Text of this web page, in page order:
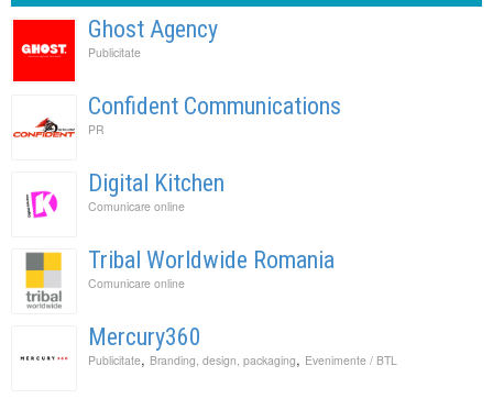
Ghost Agency
Publicitate
Confident Communications
PR
Digital Kitchen
Comunicare online
Tribal Worldwide Romania
Comunicare online
Mercury360
Publicitate, Branding, design, packaging, Evenimente / BTL